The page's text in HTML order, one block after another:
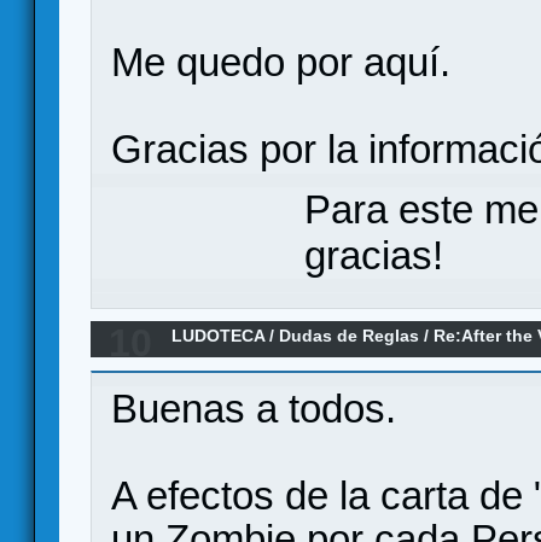
Me quedo por aquí.
Gracias por la
Para este
gracias!
LUDOTECA/ Dudas de Reglas / Re:After the
Buenas a todos.
A efectos de la carta